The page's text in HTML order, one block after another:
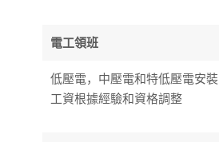
電工領班
低壓電，中壓電和特低壓電安裝
工資根據經驗和資格調整